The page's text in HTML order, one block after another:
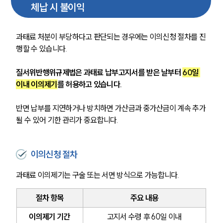
체납 시 불이익
과태료 처분이 부당하다고 판단되는 경우에는 이의신청 절차를 진
행할 수 있습니다.
질서위반행위규제법은 과태료 납부고지서를 받은 날부터 60일
이내 이의제기를 허용하고 있습니다.
반면 납부를 지연하거나 방치하면 가산금과 중가산금이 계속 추가
될 수 있어 기한 관리가 중요합니다.
이의신청 절차
과태료 이의제기는 구술 또는 서면 방식으로 가능합니다.
절차 항목
주요 내용
이의제기 기간
고지서 수령 후 60일 이내